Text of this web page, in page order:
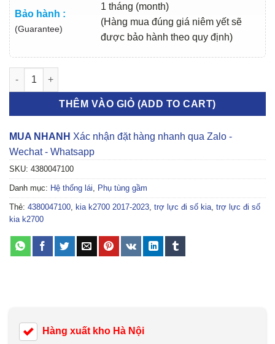
Bảo hành :
(Guarantee)
1 tháng (month)
(Hàng mua đúng giá niêm yết sẽ
được bảo hành theo quy định)
TRỢ LỰC ĐI SỐ KIA K2700 2017-2023 | 4380047100 số lượng
THÊM VÀO GIỎ (ADD TO CART)
MUA NHANH Xác nhận đặt hàng nhanh qua Zalo -
Wechat - Whatsapp
SKU: 4380047100
Danh mục: Hệ thống lái Phụ tùng gầm
Thẻ: 4380047100 kia k2700 2017-2023 trợ lực đi số kia trợ lực đi số
kia k2700
Hàng xuất kho Hà Nội